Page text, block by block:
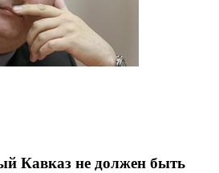
Кавказ не должен быть